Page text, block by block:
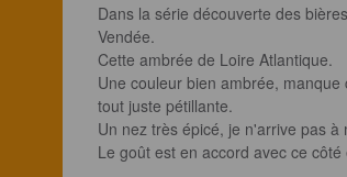
Dans la série découverte des
Vendée.
Cette ambrée de Loire Atlantique.
Une couleur bien ambrée,
tout juste pétillante.
Un nez très épicé, je n'arrive pas
Le goût est en accord avec ce côté